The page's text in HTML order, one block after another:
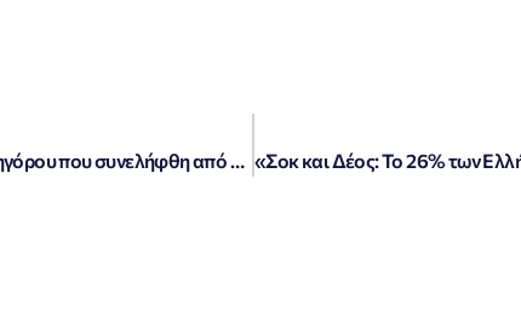
«Κατεχόμενα: Η υπόθεση του Έλληνα δικηγόρου που συνελήφθη από τους Τούρκους για «κατασκοπεία» – Οι αποκαλυπτικές αναρτήσεις του»